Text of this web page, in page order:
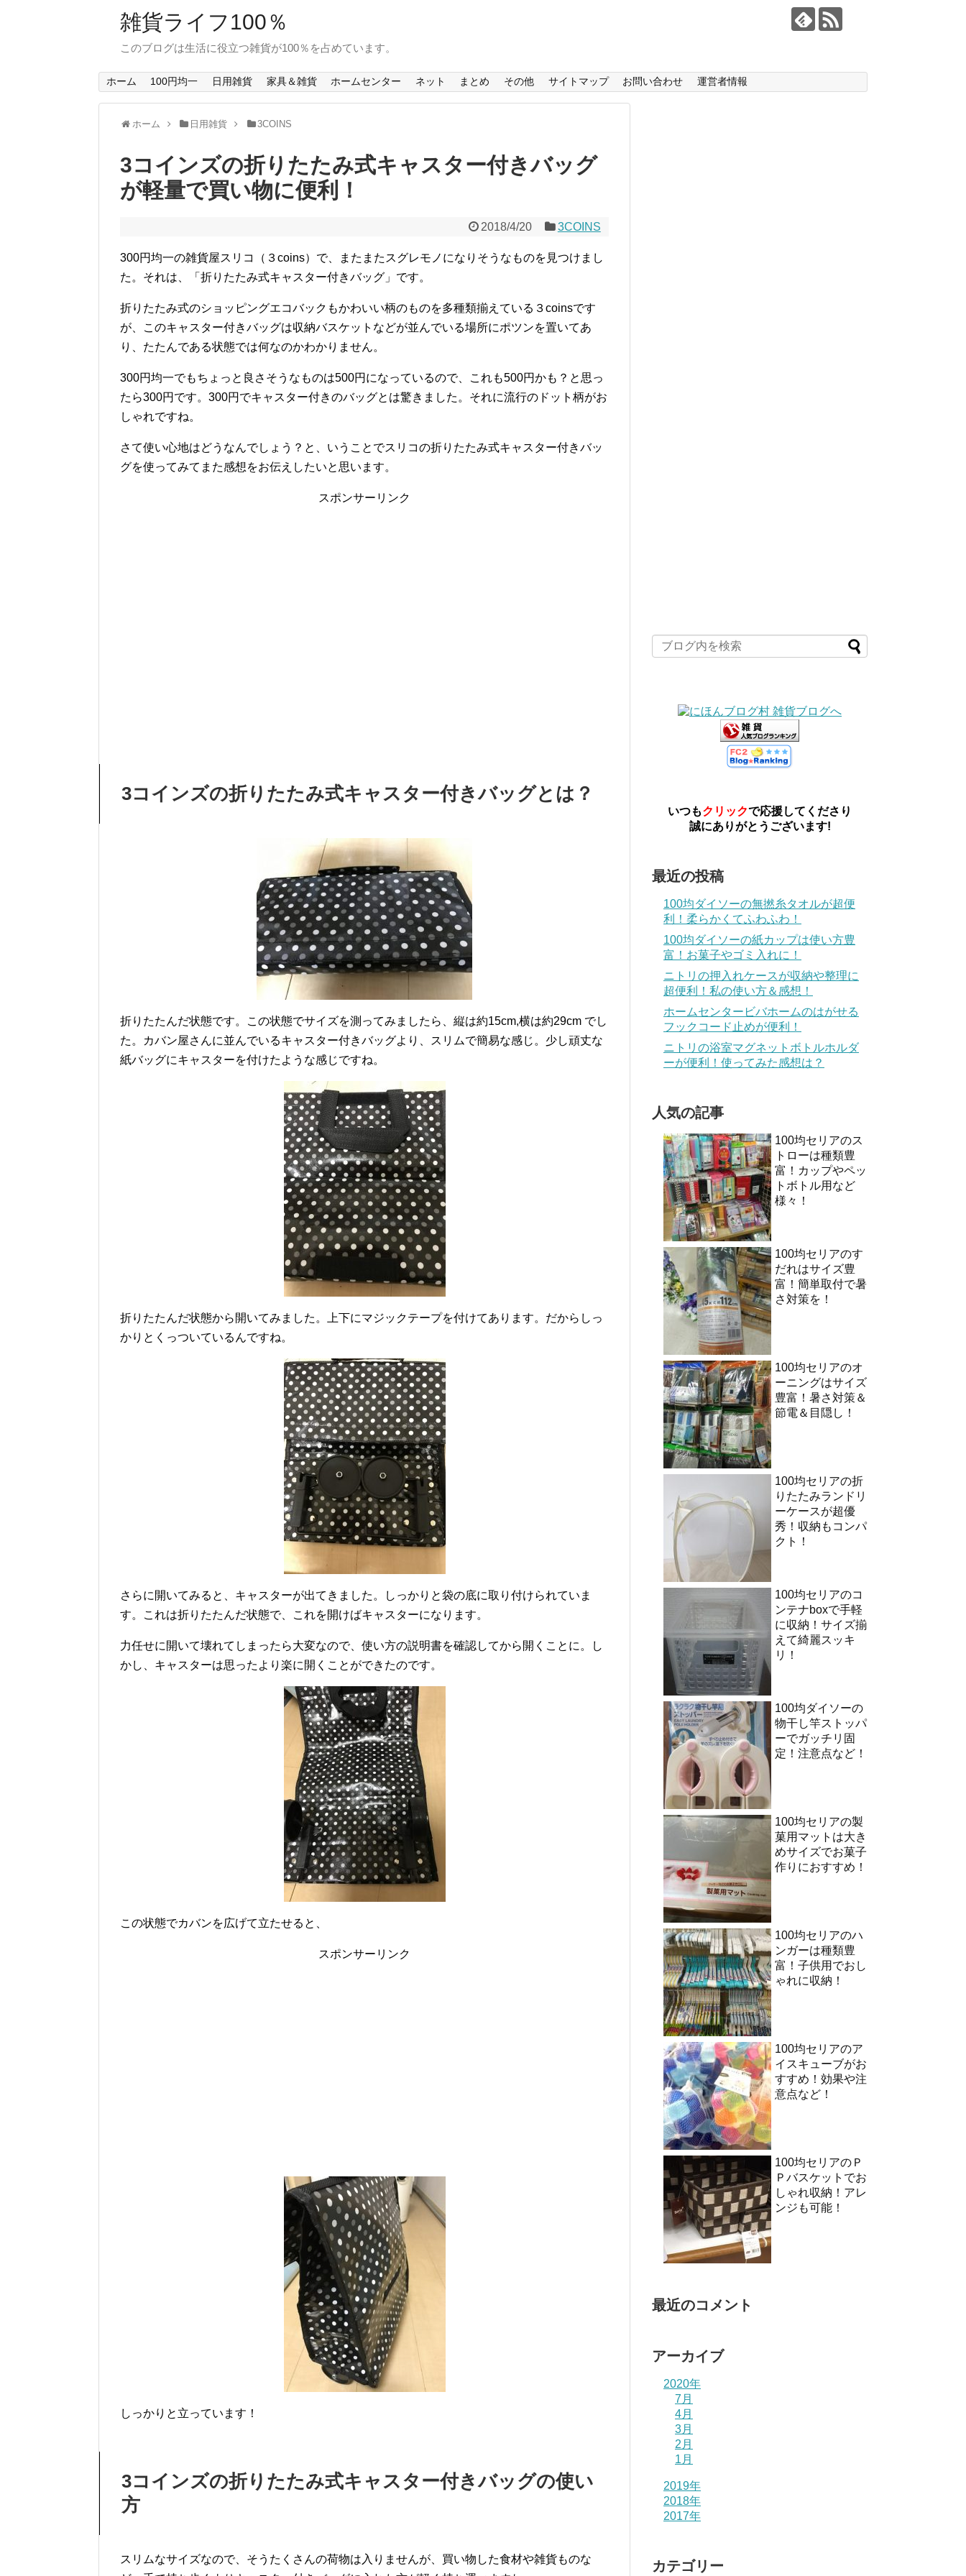
雑貨ライフ100％
このブログは生活に役立つ雑貨が100％を占めています。
ホーム 100円均一 日用雑貨 家具＆雑貨 ホームセンター ネット まとめ その他 サイトマップ お問い合わせ 運営者情報
ホーム 日用雑貨 3COINS
3コインズの折りたたみ式キャスター付きバッグ
が軽量で買い物に便利！
2018/4/20 3COINS
300円均一の雑貨屋スリコ（３coins）で、またまたスグレモノになりそうなものを見つけまし
た。それは、「折りたたみ式キャスター付きバッグ」です。
折りたたみ式のショッピングエコバックもかわいい柄のものを多種類揃えている３coinsです
が、このキャスター付きバッグは収納バスケットなどが並んでいる場所にポツンを置いてあ
り、たたんである状態では何なのかわかりません。
300円均一でもちょっと良さそうなものは500円になっているので、これも500円かも？と思っ
たら300円です。300円でキャスター付きのバッグとは驚きました。それに流行のドット柄がお
しゃれですね。
さて使い心地はどうなんでしょう？と、いうことでスリコの折りたたみ式キャスター付きバッ
グを使ってみてまた感想をお伝えしたいと思います。
スポンサーリンク
3コインズの折りたたみ式キャスター付きバッグとは？
折りたたんだ状態です。この状態でサイズを測ってみましたら、縦は約15cm,横は約29cm でし
た。カバン屋さんに並んでいるキャスター付きバッグより、スリムで簡易な感じ。少し頑丈な
紙バッグにキャスターを付けたような感じですね。
折りたたんだ状態から開いてみました。上下にマジックテープを付けてあります。だからしっ
かりとくっついているんですね。
さらに開いてみると、キャスターが出てきました。しっかりと袋の底に取り付けられていま
す。これは折りたたんだ状態で、これを開けばキャスターになります。
力任せに開いて壊れてしまったら大変なので、使い方の説明書を確認してから開くことに。し
かし、キャスターは思ったより楽に開くことができたのです。
この状態でカバンを広げて立たせると、
スポンサーリンク
しっかりと立っています！
3コインズの折りたたみ式キャスター付きバッグの使い
方
スリムなサイズなので、そうたくさんの荷物は入りませんが、買い物した食材や雑貨ものな
いつもクリックで応援してくださり
誠にありがとうございます!
最近の投稿
100均ダイソーの無撚糸タオルが超便
利！柔らかくてふわふわ！
100均ダイソーの紙カップは使い方豊
富！お菓子やゴミ入れに！
ニトリの押入れケースが収納や整理に
超便利！私の使い方＆感想！
ホームセンタービバホームのはがせる
フックコード止めが便利！
ニトリの浴室マグネットボトルホルダ
ーが便利！使ってみた感想は？
人気の記事
100均セリアのス
トローは種類豊
富！カップやペッ
トボトル用など
様々！
100均セリアのす
だれはサイズ豊
富！簡単取付で暑
さ対策を！
100均セリアのオ
ーニングはサイズ
豊富！暑さ対策＆
節電＆目隠し！
100均セリアの折
りたたみランドリ
ーケースが超優
秀！収納もコンパ
クト！
100均セリアのコ
ンテナboxで手軽
に収納！サイズ揃
えて綺麗スッキ
リ！
100均ダイソーの
物干し竿ストッパ
ーでガッチリ固
定！注意点など！
100均セリアの製
菓用マットは大き
めサイズでお菓子
作りにおすすめ！
100均セリアのハ
ンガーは種類豊
富！子供用でおし
ゃれに収納！
100均セリアのア
イスキューブがお
すすめ！効果や注
意点など！
100均セリアのＰ
Ｐバスケットでお
しゃれ収納！アレ
ンジも可能！
最近のコメント
アーカイブ
2020年
7月
4月
3月
2月
1月
2019年
2018年
2017年
カテゴリー